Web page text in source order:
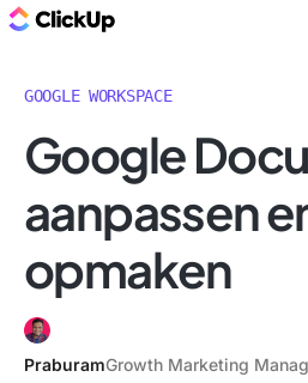
GOOGLE WORKSPACE
Google
aanpassen
opmaken
PraburamGrowth Marketing